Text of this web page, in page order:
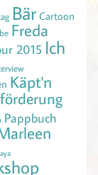
Bär Cartoon
Freda
2015 Ich
Käpt'n
Pappbuch